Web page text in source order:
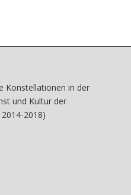
Konstellationen in der
und Kultur der
2018)